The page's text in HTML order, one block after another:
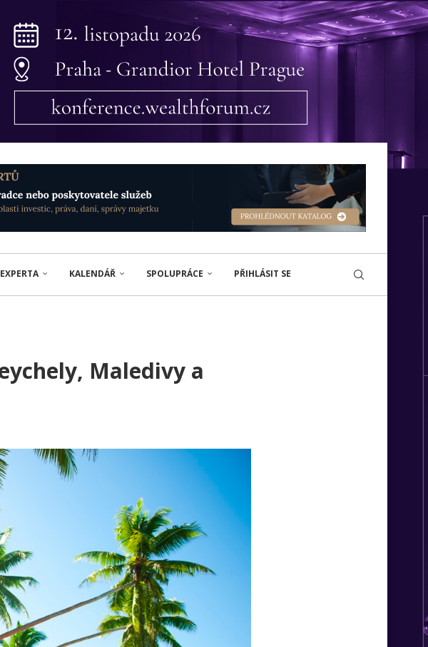
KALENDÁŘ SPOLUPRÁCE PŘIHLÁSIT SE
Maledivy a